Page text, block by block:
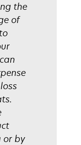
the
of
or by